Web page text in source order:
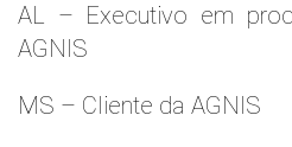
AL – Executivo em
AGNIS
MS – Cliente da AGNIS